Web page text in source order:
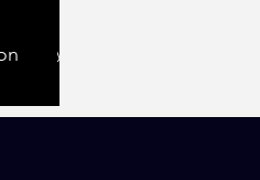
prywatności